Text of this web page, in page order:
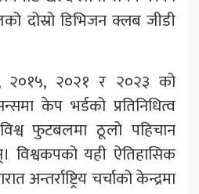
दोस्रो डिभिजन क्लब जीडी
२०२१ र २०२३ को
केप भर्डको प्रतिनिधित्व
फुटबलमा ठूलो पहिचान
विश्वकपको यही ऐतिहासिक
चर्चाको केन्द्रमा